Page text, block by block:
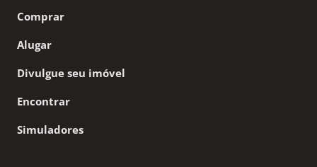
Comprar
Alugar
Divulgue seu imóvel
Encontrar
Simuladores